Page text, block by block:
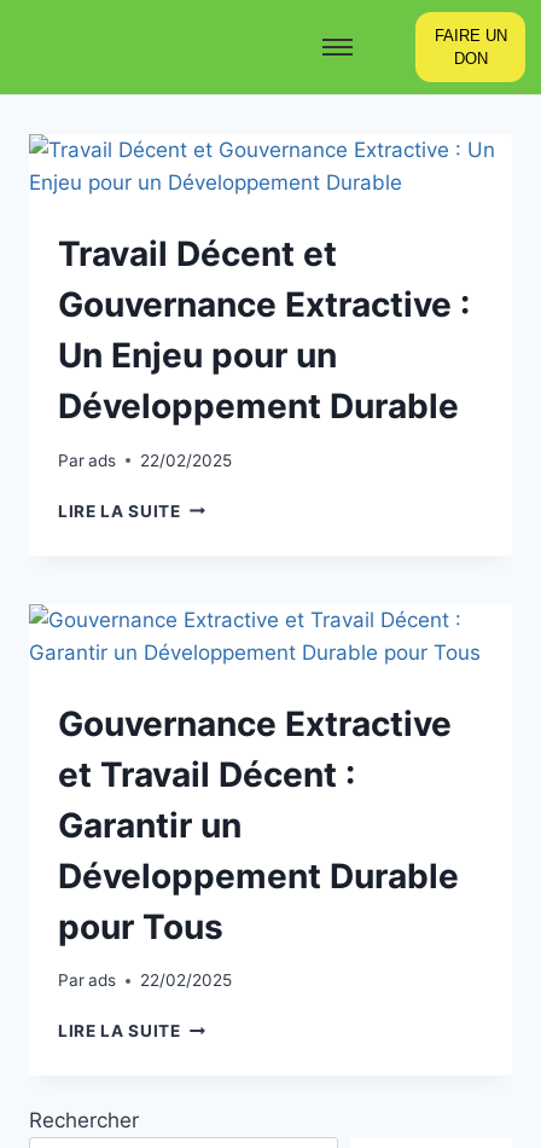
FAIRE UN
DON
Travail Décent et
Gouvernance Extractive :
Un Enjeu pour un
Développement Durable
Parads 22/02/2025
LIRE LA SUITE
Gouvernance Extractive
et Travail Décent :
Garantir un
Développement Durable
pour Tous
Parads 22/02/2025
LIRE LA SUITE
Rechercher